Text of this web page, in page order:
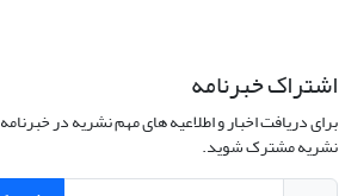
اشتراک خبرنامه
برای دریافت اخبار و اطلاعیه های مهم نشریه در خبرنامه
نشریه مشترک شوید.